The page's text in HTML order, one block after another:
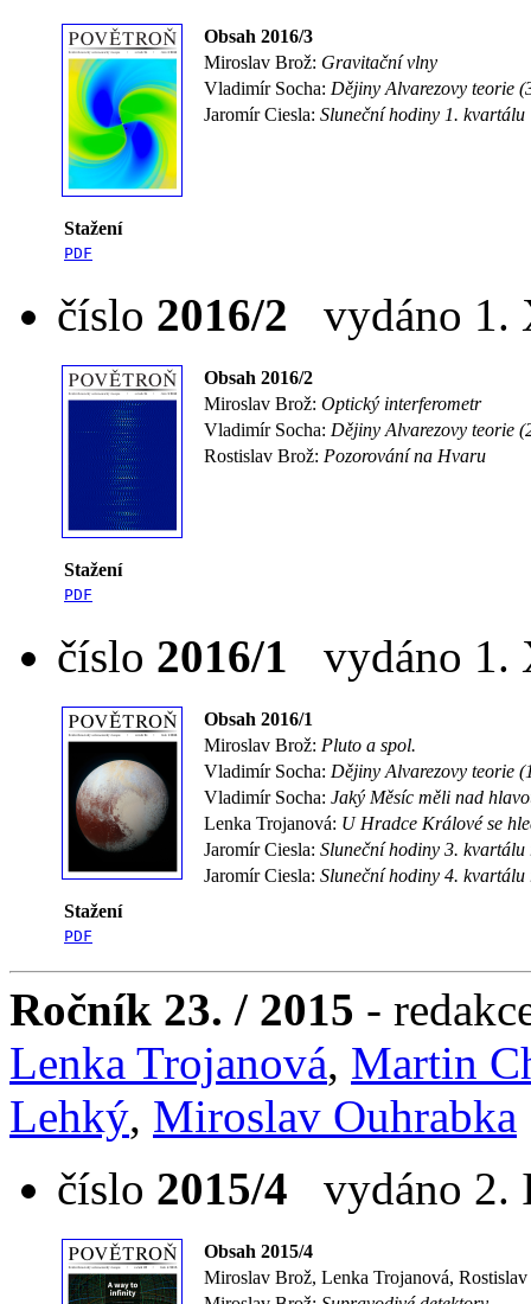
Stažení
PDF
Obsah 2016/3
Miroslav Brož: Gravitační vlny
Vladimír Socha: Dějiny Alvarezovy teorie
Jaromír Ciesla: Sluneční hodiny 1. kvartálu
číslo 2016/2 vydáno 1.
Stažení
PDF
Obsah 2016/2
Miroslav Brož: Optický interferometr
Vladimír Socha: Dějiny Alvarezovy teorie
Rostislav Brož: Pozorování na Hvaru
číslo 2016/1 vydáno 1.
Stažení
PDF
Obsah 2016/1
Miroslav Brož: Pluto a spol.
Vladimír Socha: Dějiny Alvarezovy teorie
Vladimír Socha: Jaký Měsíc měli nad
Lenka Trojanová: U Hradce Králové se
Jaromír Ciesla: Sluneční hodiny 3. kvartálu
Jaromír Ciesla: Sluneční hodiny 4. kvartálu
Ročník 23. / 2015 -
Lenka Trojanová, Martin
Lehký, Miroslav Ouhrabka
číslo 2015/4 vydáno 2.
Obsah 2015/4
Miroslav Brož, Lenka Trojanová,